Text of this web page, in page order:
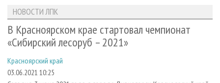
ЛЕСОЗАГОТОВКА
ЛЕСОПИЛЕНИЕ
СУШКА ДРЕВЕСИНЫ
НОВОСТИ ЛПК
НОВОСТИ ЖУРНАЛА
ПРОЕКТЫ ЛПИ
АНАЛИТИКА
ПРЕДПРИЯТИЯ ЛПК
ПЕРСОНЫ
АРХИВ
АРХИВ ЖУРНАЛОВ
О ЖУРНАЛЕ
ПОДПИСКА
КОНТАКТЫ
РЕКЛАМОДАТЕЛЯМ
РЕКЛАМА
НОВОСТИ ЛПК
В Красноярском крае стартовал чемпионат
«Сибирский лесоруб – 2021»
Красноярский край
03.06.2021 10:25